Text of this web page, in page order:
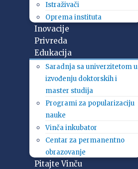
Istraživači
Oprema instituta
Inovacije
Privreda
Edukacija
Saradnja sa univerzitetom u
izvođenju doktorskih i
master studija
Programi za popularizaciju
nauke
Vinča inkubator
Centar za permanentno
obrazovanje
Pitajte Vinču